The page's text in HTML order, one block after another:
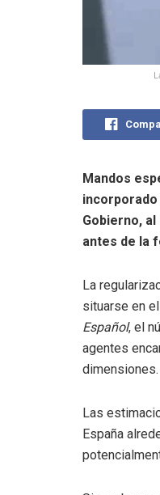
Mandos
Gobierno,
antes de la
La
situarse en
Español, el
agentes
dimensiones.
Las
España